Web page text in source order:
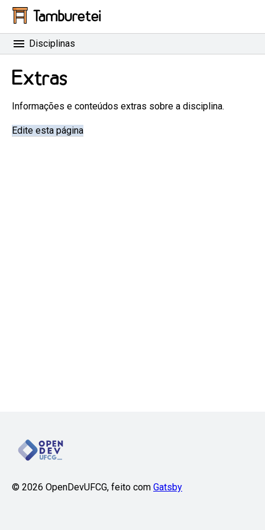
Tamburetei
Disciplinas
Extras
Informações e conteúdos extras sobre a disciplina.
Edite esta página
© 2026 OpenDevUFCG, feito com Gatsby